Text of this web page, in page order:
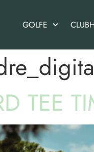
GOLFE
TEE